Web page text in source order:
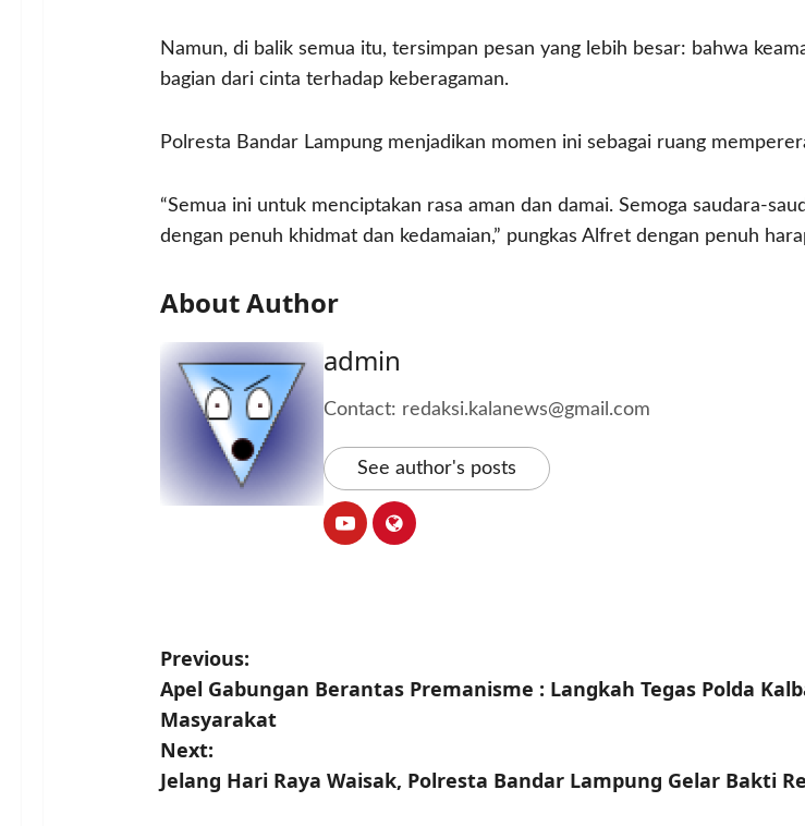
Namun, di balik semua itu, tersimpan pesan yang lebih besar: bahwa
bagian dari cinta terhadap keberagaman.
Polresta Bandar Lampung menjadikan momen ini sebagai ruang
“Semua ini untuk menciptakan rasa aman dan damai. Semoga saudara-
dengan penuh khidmat dan kedamaian,” pungkas Alfret dengan penuh
About Author
admin
Contact: redaksi.kalanews@gmail.com
See author's posts
P
o
s
t
Previous:
Apel Gabungan Berantas Premanisme : Langkah Tegas Polda
Masyarakat
Next:
Jelang Hari Raya Waisak, Polresta Bandar Lampung Gelar Bakti